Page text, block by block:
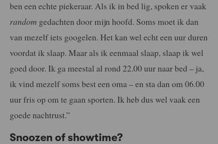
ben een echte piekeraar. Als ik in bed lig, spoken er vaak
random gedachten door mijn hoofd. Soms moet ik dan
van mezelf iets googelen. Het kan wel echt een uur duren
voordat ik slaap. Maar als ik eenmaal slaap, slaap ik wel
goed door. Ik ga meestal al rond 22.00 uur naar bed – ja,
ik vind mezelf soms best een oma – en sta dan om 06.00
uur fris op om te gaan sporten. Ik heb dus wel vaak een
goede nachtrust.”
Snoozen of showtime?